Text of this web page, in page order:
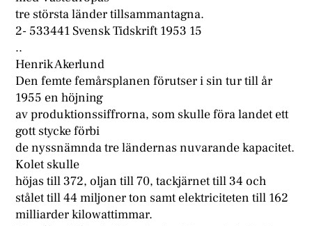
tre största länder tillsammantagna.
2- 533441 Svensk Tidskrift 1953 15
..
Henrik Akerlund
Den femte femårsplanen förutser i sin tur till år
1955 en höjning
av produktionssiffrorna, som skulle föra landet ett
gott stycke förbi
de nyssnämnda tre ländernas nuvarande kapacitet.
Kolet skulle
höjas till 372, oljan till 70, tackjärnet till 34 och
stålet till 44 miljoner ton samt elektriciteten till 162
milliarder kilowattimmar.